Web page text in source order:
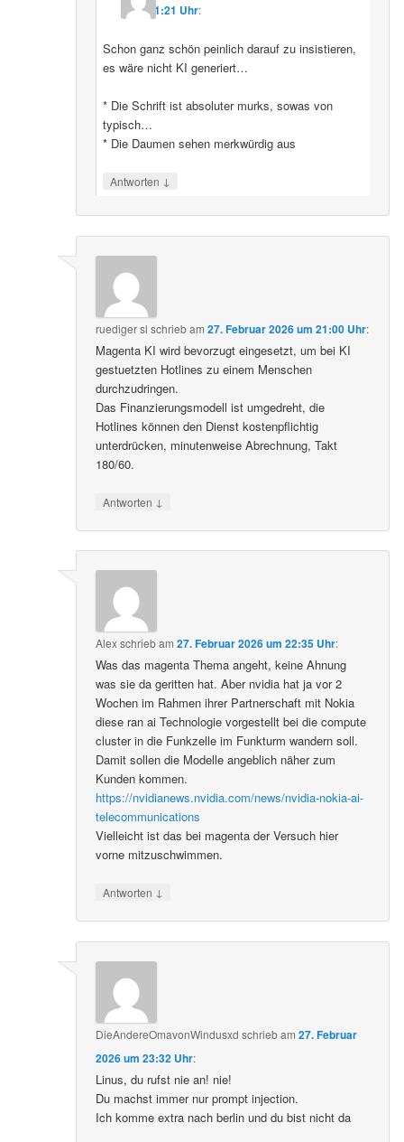
11:21 Uhr:
Schon ganz schön peinlich darauf zu insistieren,
es wäre nicht KI generiert…
* Die Schrift ist absoluter murks, sowas von
typisch…
* Die Daumen sehen merkwürdig aus
Antworten ↓
ruediger sl schriebam27. Februar 2026 um 21:00 Uhr:
Magenta KI wird bevorzugt eingesetzt, um bei KI
gestuetzten Hotlines zu einem Menschen
durchzudringen.
Das Finanzierungsmodell ist umgedreht, die
Hotlines können den Dienst kostenpflichtig
unterdrücken, minutenweise Abrechnung, Takt
180/60.
Antworten ↓
Alexschriebam27. Februar 2026 um 22:35 Uhr:
Was das magenta Thema angeht, keine Ahnung
was sie da geritten hat. Aber nvidia hat ja vor 2
Wochen im Rahmen ihrer Partnerschaft mit Nokia
diese ran ai Technologie vorgestellt bei die compute
cluster in die Funkzelle im Funkturm wandern soll.
Damit sollen die Modelle angeblich näher zum
Kunden kommen.
https://nvidianews.nvidia.com/news/nvidia-nokia-ai-
telecommunications
Vielleicht ist das bei magenta der Versuch hier
vorne mitzuschwimmen.
Antworten ↓
DieAndereOmavonWindusxd schriebam27. Februar
2026 um 23:32 Uhr:
Linus, du rufst nie an! nie!
Du machst immer nur prompt injection.
Ich komme extra nach berlin und du bist nicht da